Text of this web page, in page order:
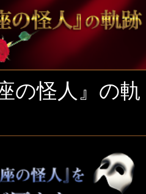
の怪人』の軌